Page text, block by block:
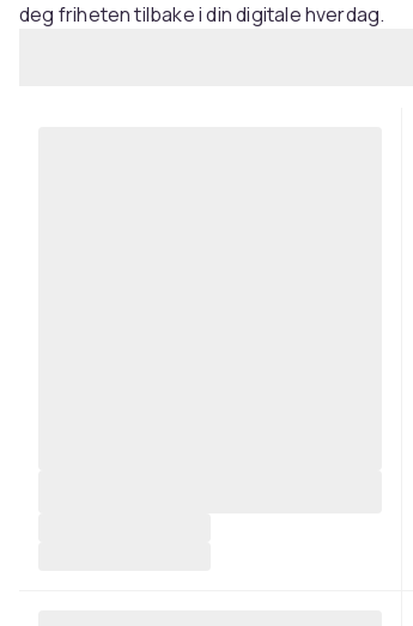
deg friheten tilbake i din digitale hverdag.